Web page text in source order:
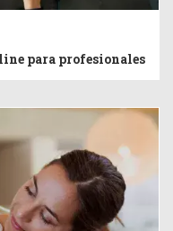
para profesionales